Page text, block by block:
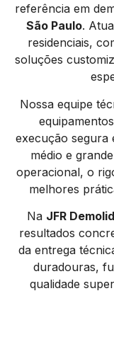
referência em
São Paulo.
residenciais,
soluções
Nossa equipe
execução segura
médio e
operacional, o
melhores
Na JFR
resultados
da entrega
duradouras,
qualidade